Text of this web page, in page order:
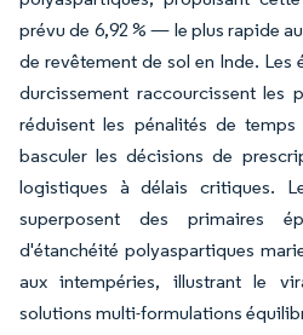
prévu de 6,92 % — le plus rapide
de revêtement de sol en Inde. Les
durcissement raccourcissent les
réduisent les pénalités de
basculer les décisions de
logistiques à délais critiques.
superposent des primaires
d'étanchéité polyaspartiques
aux intempéries, illustrant le
solutions multi-formulations